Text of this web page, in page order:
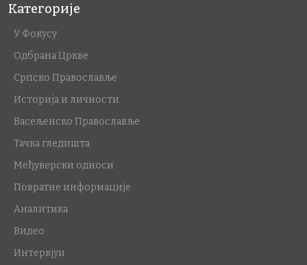
Категорије
У Фокусу
Одбрана Цркве
Српско Православље
Историја и личности
Васељенско Православље
Тачка гледишта
Међуверски односи
Повратне информације
Аналитика
Видео
Интервјуи